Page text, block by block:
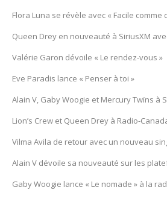
Flora Luna se révèle avec « Facile comme
Queen Drey en nouveauté à SiriusXM
Valérie Garon dévoile « Le rendez-vous »
Eve Paradis lance « Penser à toi »
Alain V, Gaby Woogie et Mercury Twïns à
Lion’s Crew et Queen Drey à Radio-
Vilma Avila de retour avec un nouveau
Alain V dévoile sa nouveauté sur les
Gaby Woogie lance « Le nomade » à la